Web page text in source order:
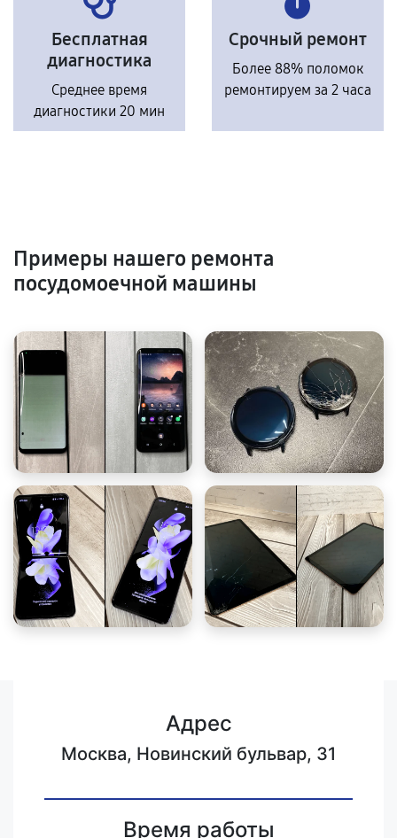
Бесплатная
диагностика
Среднее время
диагностики 20 мин
Срочный ремонт
Более 88% поломок
ремонтируем за 2 часа
Примеры нашего ремонта
посудомоечной машины
Адрес
Москва, Новинский бульвар, 31
Время работы